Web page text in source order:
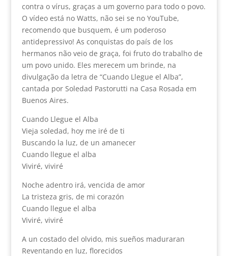
contra o vírus, graças a um governo para todo o povo.
O vídeo está no Watts, não sei se no YouTube,
recomendo que busquem, é um poderoso
antidepressivo! As conquistas do país de los
hermanos não veio de graça, foi fruto do trabalho de
um povo unido. Eles merecem um brinde, na
divulgação da letra de “Cuando Llegue el Alba”,
cantada por Soledad Pastorutti na Casa Rosada em
Buenos Aires.
Cuando Llegue el Alba
Vieja soledad, hoy me iré de ti
Buscando la luz, de un amanecer
Cuando llegue el alba
Viviré, viviré
Noche adentro irá, vencida de amor
La tristeza gris, de mi corazón
Cuando llegue el alba
Viviré, viviré
A un costado del olvido, mis sueños maduraran
Reventando en luz, florecidos